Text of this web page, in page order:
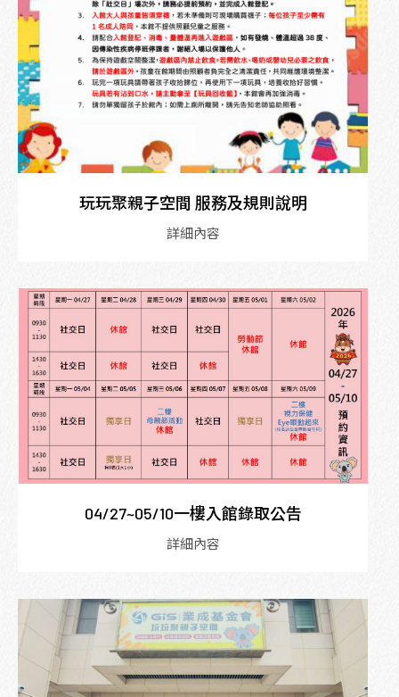
玩玩聚親子空間 服務及規則說明
詳細內容
04/27~05/10一樓入館錄取公告
詳細內容